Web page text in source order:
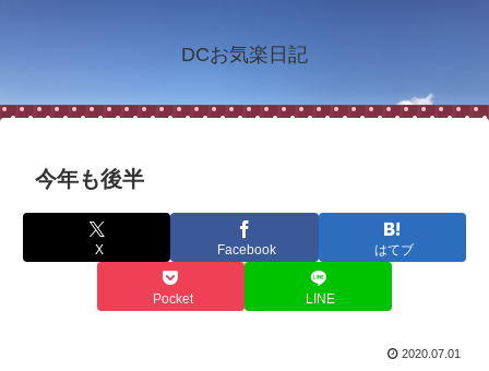
DCお気楽日記
今年も後半
X Facebook はてブ
Pocket LINE
2020.07.01